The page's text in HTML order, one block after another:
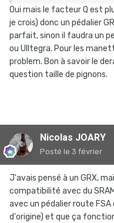
trouve aussi des
L'ensemble plateaux/
800g ; j'ai oublié de les
assez léger.
Oui mais le facteur Q est
je crois) donc un pédalier
parfait, sinon il faudra un
ou UIltegra. Pour les
problem. Bon à savoir le
question taille de pignons.
Nicolas JOARY
Posté le 3 février
J'avais pensé à un GRX,
compatibilité avec du
avec un pédalier route FSA
d'origine) et que ça